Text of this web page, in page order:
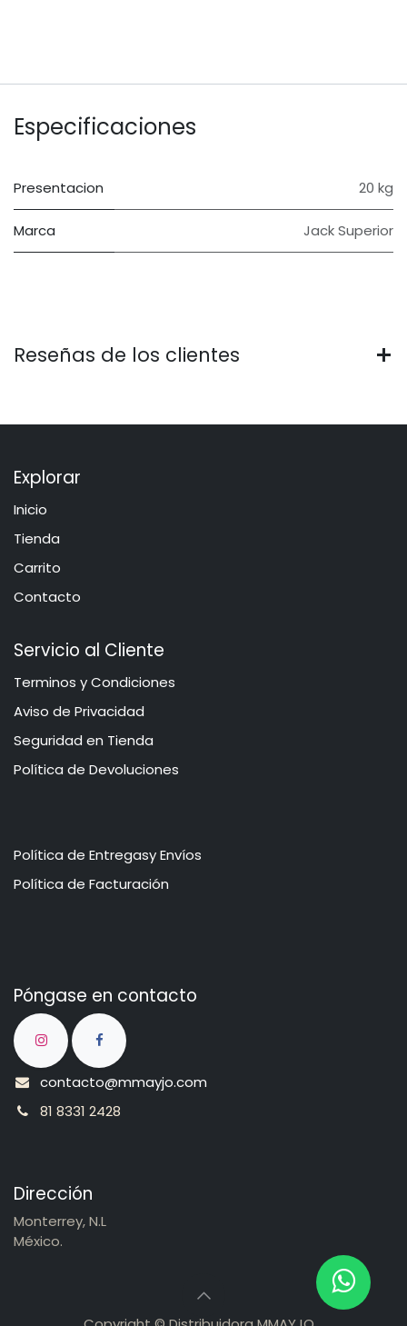
Especificaciones
Presentacion 20 kg
Marca Jack Superior
Reseñas de los clientes
Explorar
Inicio
​​​Tie​n​d​a
Carrito
Contacto
Servicio al Cliente
​​​​​​​​​​​​​​​​​​T​e​r​mi​n​o​s​ ​y​ Co​n​di​cio​ne​s
Aviso de Privacidad
​​​​​​​​S​e​gu​r​idad ​en​ Ti​enda
Política de Devoluciones
Política de Entregasy Envíos
​​​​​P​o​l​​ít​ica de Facturación
Póngase en contacto
contacto@mmayjo.com
81 8331 2428
Dirección
Monterrey, N.L
México.